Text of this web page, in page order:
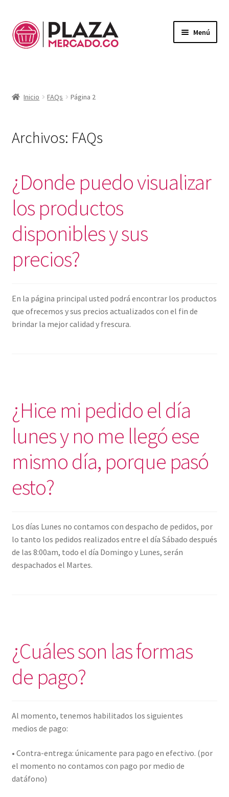
Menú
Mi Cuenta
Inicio FAQs Página 2
Archivos: FAQs
¿Donde puedo visualizar
los productos
disponibles y sus
precios?
En la página principal usted podrá encontrar los productos
que ofrecemos y sus precios actualizados con el fin de
brindar la mejor calidad y frescura.
¿Hice mi pedido el día
lunes y no me llegó ese
mismo día, porque pasó
esto?
Los días Lunes no contamos con despacho de pedidos, por
lo tanto los pedidos realizados entre el día Sábado después
de las 8:00am, todo el día Domingo y Lunes, serán
despachados el Martes.
¿Cuáles son las formas
de pago?
Al momento, tenemos habilitados los siguientes
medios de pago:
• Contra-entrega: únicamente para pago en efectivo. (por
el momento no contamos con pago por medio de
datáfono)